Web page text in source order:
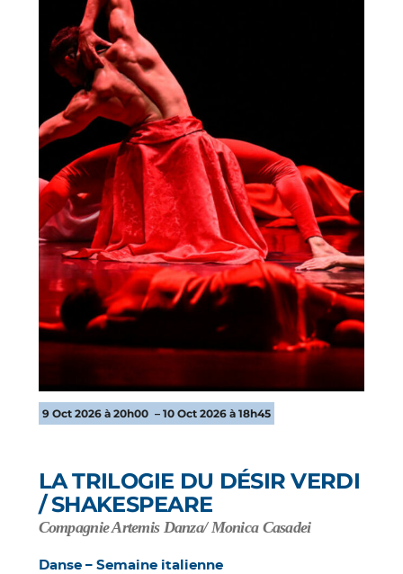
9 Oct 2026 à 20h00 – 10 Oct 2026 à 18h45
LA TRILOGIE DU DÉSIR VERDI
/ SHAKESPEARE
Compagnie Artemis Danza/ Monica Casadei
Danse – Semaine italienne